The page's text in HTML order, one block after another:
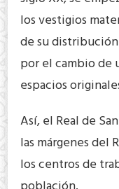
los vestigios
de su
por el cambio de
espacios
Así, el Real de
las márgenes del
los centros de